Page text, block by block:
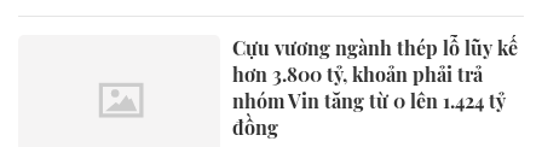
Cựu vương ngành thép lỗ lũy kế
hơn 3.800 tỷ, khoản phải trả
nhóm Vin tăng từ 0 lên 1.424 tỷ
đồng